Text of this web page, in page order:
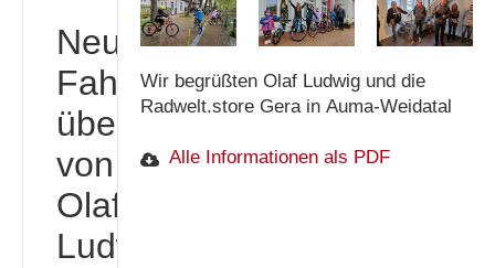
Neue
Fahrräder
überbracht
von
Olaf
Ludwig
Wir begrüßten Olaf Ludwig und die
Radwelt.store Gera in Auma-Weidatal
Alle Informationen als PDF